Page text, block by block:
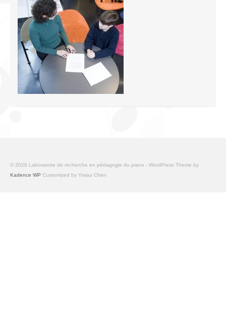
© 2026 Laboratoire de recherche en pédagogie du piano - WordPress Theme by
Kadence WP Customized by Yixiao Chen